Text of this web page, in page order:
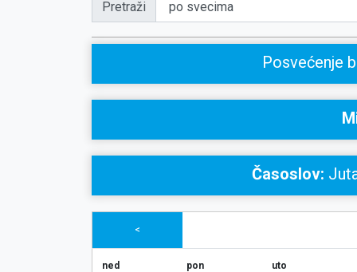
Pretraži
Posvećenje
Časoslov:
<
ned pon uto